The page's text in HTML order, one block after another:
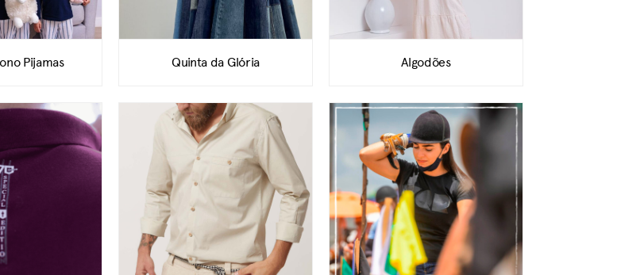
Pijamas Quinta da Glória Algodões